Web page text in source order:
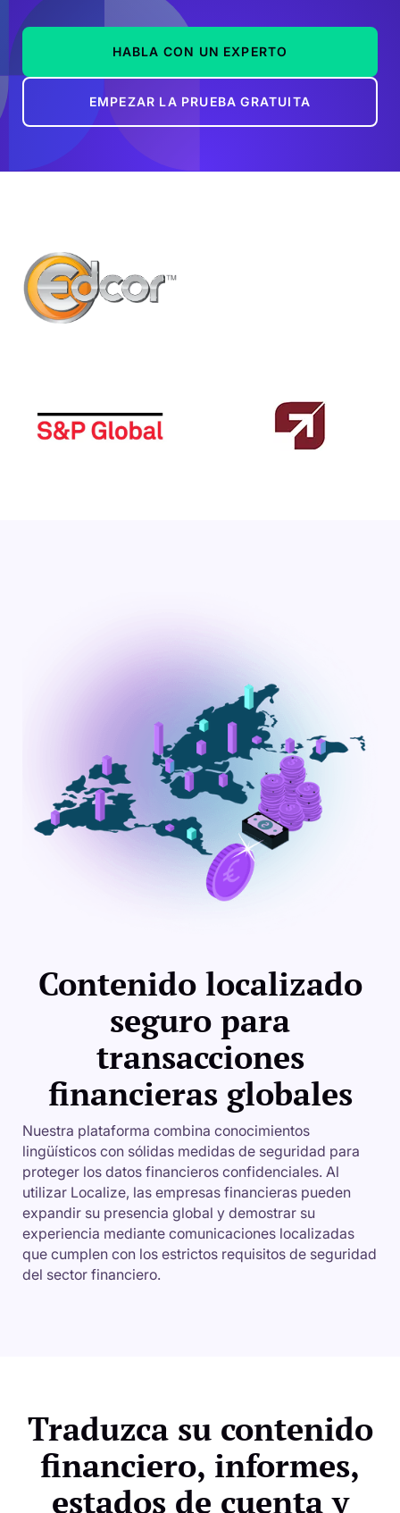
HABLA CON UN EXPERTO
EMPEZAR LA PRUEBA GRATUITA
Contenido localizado
seguro para
transacciones
financieras globales
Nuestra plataforma combina conocimientos
lingüísticos con sólidas medidas de seguridad para
proteger los datos financieros confidenciales. Al
utilizar Localize, las empresas financieras pueden
expandir su presencia global y demostrar su
experiencia mediante comunicaciones localizadas
que cumplen con los estrictos requisitos de seguridad
del sector financiero.
Traduzca su contenido
financiero, informes,
estados de cuenta y